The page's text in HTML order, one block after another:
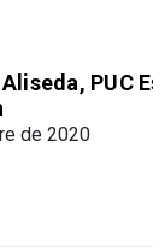
PUC
de 2020